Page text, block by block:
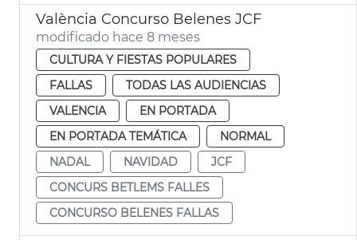
València Concurso Belenes JCF
modificado hace 8 meses
CULTURA Y FIESTAS POPULARES
FALLAS
TODAS LAS AUDIENCIAS
VALENCIA
EN PORTADA
EN PORTADA TEMÁTICA
NORMAL
NADAL
NAVIDAD
JCF
CONCURS BETLEMS FALLES
CONCURSO BELENES FALLAS